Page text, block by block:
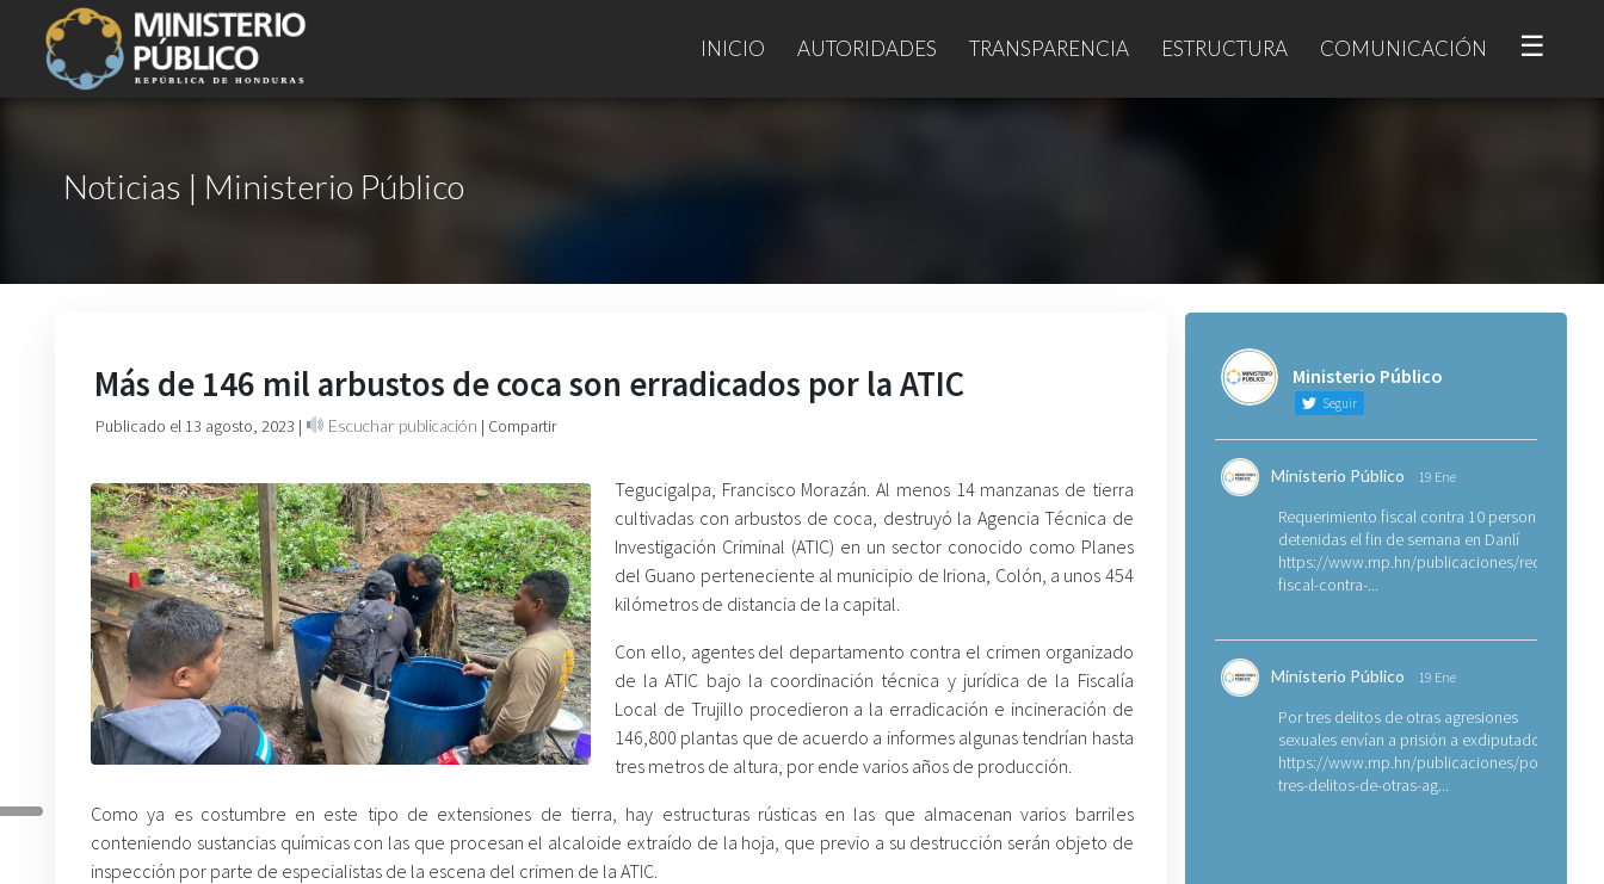
INICIO AUTORIDADES TRANSPARENCIA ESTRUCTURA COMUNICACIÓN ☰
Noticias | Ministerio Público
Más de 146 mil arbustos de coca son erradicados por la ATIC
Publicado el 13 agosto, 2023 | Escuchar publicación | Compartir
Tegucigalpa, Francisco Morazán. Al menos 14 manzanas de tierra
cultivadas con arbustos de coca, destruyó la Agencia Técnica de
Investigación Criminal (ATIC) en un sector conocido como Planes
del Guano perteneciente al municipio de Iriona, Colón, a unos 454
kilómetros de distancia de la capital.
Con ello, agentes del departamento contra el crimen organizado
de la ATIC bajo la coordinación técnica y jurídica de la Fiscalía
Local de Trujillo procedieron a la erradicación e incineración de
146,800 plantas que de acuerdo a informes algunas tendrían hasta
tres metros de altura, por ende varios años de producción.
Como ya es costumbre en este tipo de extensiones de tierra, hay estructuras rústicas en las que almacenan varios barriles
conteniendo sustancias químicas con las que procesan el alcaloide extraído de la hoja, que previo a su destrucción serán objeto de
inspección por parte de especialistas de la escena del crimen de la ATIC.
Ministerio Público
Seguir
Ministerio Público 19 Ene
Requerimiento fiscal contra 10 personas
detenidas el fin de semana en Danlí
https://www.mp.hn/publicaciones/
fiscal-contra-...
Ministerio Público 19 Ene
Por tres delitos de otras agresiones
sexuales envían a prisión a exdiputado
https://www.mp.hn/publicaciones/por-
tres-delitos-de-otras-ag...